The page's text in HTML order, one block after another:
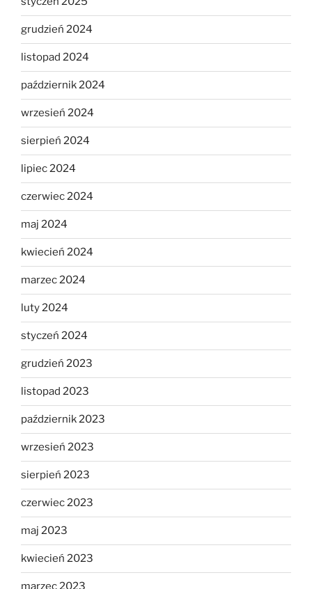
grudzień 2024
listopad 2024
październik 2024
wrzesień 2024
sierpień 2024
lipiec 2024
czerwiec 2024
maj 2024
kwiecień 2024
marzec 2024
luty 2024
styczeń 2024
grudzień 2023
listopad 2023
październik 2023
wrzesień 2023
sierpień 2023
czerwiec 2023
maj 2023
kwiecień 2023
marzec 2023